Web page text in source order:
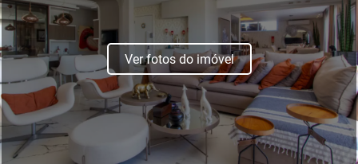
Ver fotos do imóvel